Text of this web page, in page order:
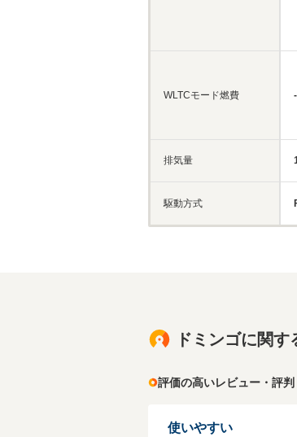
WLTCモード燃費
排気量
駆動方式
-
ドミンゴに関
評価の高いレビュー・評判
使いやすい